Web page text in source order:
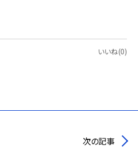
いいね(0)
次の記事